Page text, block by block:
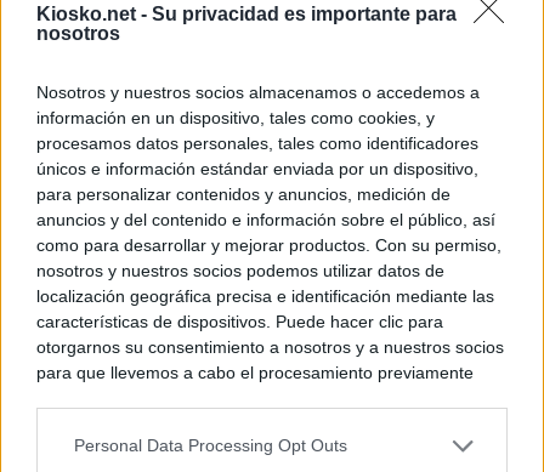
Kiosko.net - Su privacidad es importante para
nosotros
Nosotros y nuestros socios almacenamos o accedemos a
información en un dispositivo, tales como cookies, y
procesamos datos personales, tales como identificadores
únicos e información estándar enviada por un dispositivo,
para personalizar contenidos y anuncios, medición de
anuncios y del contenido e información sobre el público, así
como para desarrollar y mejorar productos. Con su permiso,
nosotros y nuestros socios podemos utilizar datos de
localización geográfica precisa e identificación mediante las
características de dispositivos. Puede hacer clic para
otorgarnos su consentimiento a nosotros y a nuestros socios
para que llevemos a cabo el procesamiento previamente
negar su consentimiento. Tenga en cuenta que algún
Personal Data Processing Opt Outs